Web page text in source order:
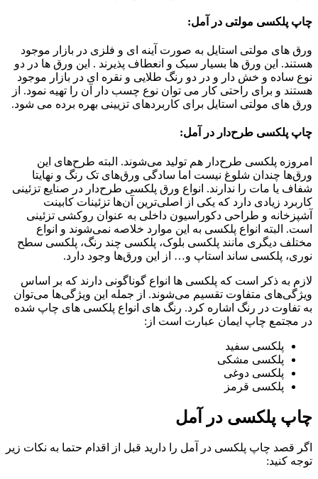
چاپ پلکسی مولتی در آمل:
ورق های مولتی استایل به صورت آینه ای و فلزی در بازار موجود
هستند. این ورق ها بسیار سبک و انعطاف پذیرند . این ورق ها در دو
نوع ساده و خش دار و در دو رنگ طلایی و نقره ای در بازار موجود
هستند و برای راحتی کار می توان نوع چسب دار آن را تهیه نمود. از
ورق های مولتی استایل برای کاربردهای تزیینی بهره برده می شود.
چاپ پلکسی طرح‌دار در آمل:
امروزه پلکسی طرح‌دار هم تولید می‌شوند. البته طرح‌های این
ورق‌ها چندان شلوغ نیست اما سادگی ورق‌های تک رنگ و نهایتا
شفاف یا مات را ندارند. انواع ورق پلکسی طرح‌دار در صنایع تزئینی
کاربرد زیادی دارد که یکی از اصلی‌ترین آن‌ها تزئینات کابینت
آشپزخانه و طراحی دکوراسیون داخلی به عنوان روکشی تزئینی
است. البته انواع پلکسی به این موارد خلاصه نمی‌شوند و انواع
مختلف دیگری مانند پلکسی بلوک، پلکسی چند رنگ، پلکسی سطح
نوری، پلکسی ساند استاپ و… از این ورق‌ها وجود دارد.
لازم به ذکر است که پلکسی ها انواع گوناگونی دارند که بر اساس
ویژگی‌های متفاوت تقسیم می‌شوند. از جمله این ویژگی‌ها می‌توان
به تفاوت در رنگ اشاره کرد. رنگ های انواع پلکسی های چاپ شده
در مجتمع چاپ ایمان عبارت است از:
پلکسی سفید
پلکسی مشکی
پلکسی دوغی
پلکسی قرمز
چاپ پلکسی در آمل
اگر قصد چاپ پلکسی در آمل را دارید قبل از اقدام حتما به نکات زیر
توجه کنید: